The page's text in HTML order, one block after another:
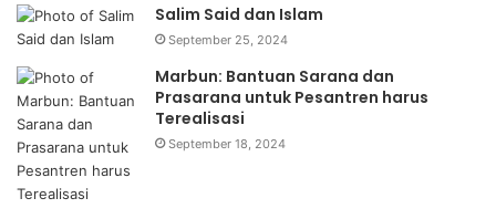
Salim Said dan Islam
September 25, 2024
Marbun: Bantuan Sarana dan
Prasarana untuk Pesantren harus
Terealisasi
September 18, 2024